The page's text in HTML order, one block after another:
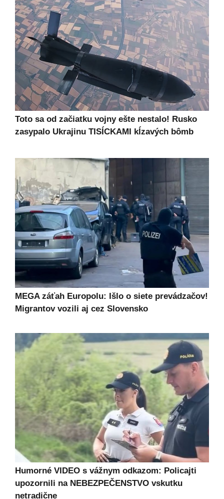
Toto sa od začiatku vojny ešte nestalo! Rusko
zasypalo Ukrajinu TISÍCKAMI kĺzavých bômb
MEGA záťah Europolu: Išlo o siete prevádzačov!
Migrantov vozili aj cez Slovensko
Humorné VIDEO s vážnym odkazom: Policajti
upozornili na NEBEZPEČENSTVO vskutku
netradične